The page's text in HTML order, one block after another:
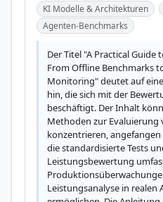
KI Modelle & Architekturen
Agenten-Benchmarks
Der Titel "A Practical Guide
From Offline Benchmarks
Monitoring" deutet auf
hin, die sich mit der
beschäftigt. Der Inhalt
Methoden zur Evaluierung
konzentrieren,
die standardisierte Tests
Leistungsbewertung
Leistungsanalyse in realen